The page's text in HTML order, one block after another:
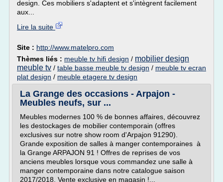
design. Ces mobiliers s'adaptent et s'intègrent facilement
aux...
Lire la suite
Site : http://www.matelpro.com
Thèmes liés : meuble tv hifi design / mobilier design
meuble tv / table basse meuble tv design / meuble tv ecran
plat design / meuble etagere tv design
La Grange des occasions - Arpajon -
Meubles neufs, sur ...
Meubles modernes 100 % de bonnes affaires, découvrez
les destockages de mobilier contemporain (offres
exclusives sur notre show room d'Arpajon 91290).
Grande exposition de salles à manger contemporaines à
la Grange ARPAJON 91 ! Offres de reprises de vos
anciens meubles lorsque vous commandez une salle à
manger contemporaine dans notre catalogue saison
2017/2018. Vente exclusive en magasin !...